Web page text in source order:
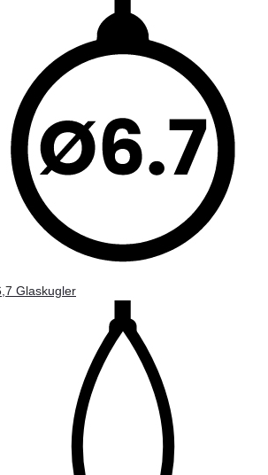
Glaskugler